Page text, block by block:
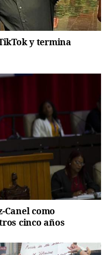
y termina
Canel como
cinco años